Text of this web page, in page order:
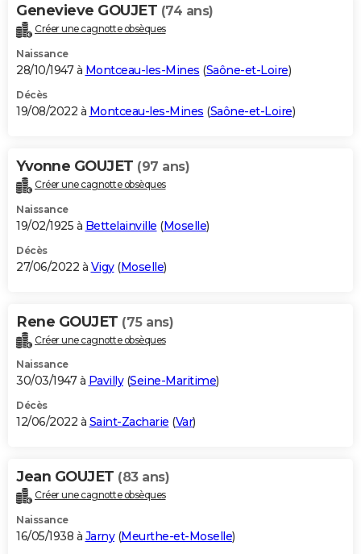
Genevieve GOUJET (74 ans)
Créer une cagnotte obsèques
Naissance
28/10/1947 à Montceau-les-Mines (Saône-et-Loire)
Décès
19/08/2022 à Montceau-les-Mines (Saône-et-Loire)
Yvonne GOUJET (97 ans)
Créer une cagnotte obsèques
Naissance
19/02/1925 à Bettelainville (Moselle)
Décès
27/06/2022 à Vigy(Moselle)
Rene GOUJET (75 ans)
Créer une cagnotte obsèques
Naissance
30/03/1947 à Pavilly(Seine-Maritime)
Décès
12/06/2022 à Saint-Zacharie (Var)
Jean GOUJET (83 ans)
Créer une cagnotte obsèques
Naissance
16/05/1938 à Jarny(Meurthe-et-Moselle)